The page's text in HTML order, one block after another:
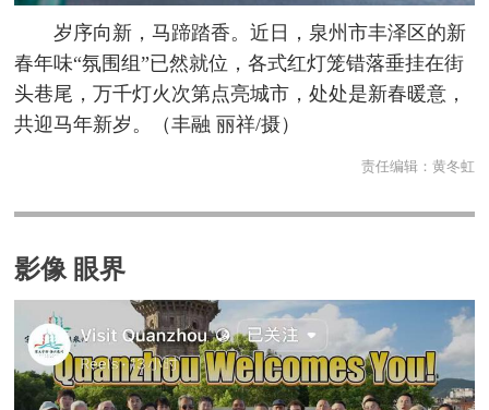
岁序向新，马蹄踏香。近日，泉州市丰泽区的新
春年味“氛围组”已然就位，各式红灯笼错落垂挂在街
头巷尾，万千灯火次第点亮城市，处处是新春暖意，
共迎马年新岁。（丰融 丽祥/摄）
责任编辑： 黄冬虹
影像 眼界